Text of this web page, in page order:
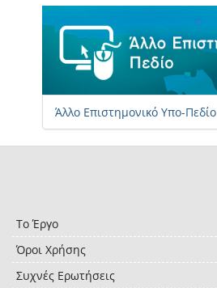
Άλλο Επιστημονικό Υπο-Πεδίο
Το Έργο
Όροι Χρήσης
Συχνές Ερωτήσεις